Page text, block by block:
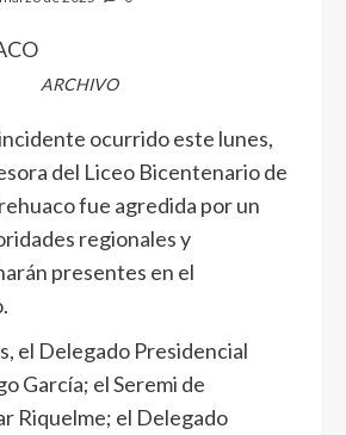
ARCHIVO
ocurrido este lunes,
del Liceo Bicentenario de
fue agredida por un
regionales y
presentes en el
el Delegado Presidencial
García; el Seremi de
Riquelme; el Delegado